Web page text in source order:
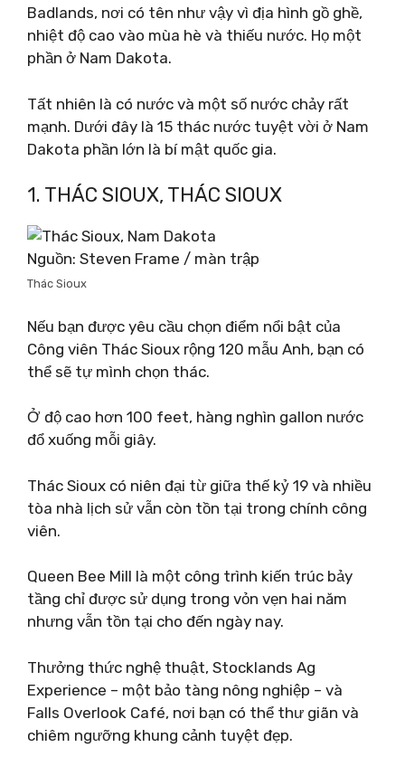
Badlands, nơi có tên như vậy vì địa hình gồ ghề,
nhiệt độ cao vào mùa hè và thiếu nước. Họ một
phần ở Nam Dakota.
Tất nhiên là có nước và một số nước chảy rất
mạnh. Dưới đây là 15 thác nước tuyệt vời ở Nam
Dakota phần lớn là bí mật quốc gia.
1. THÁC SIOUX, THÁC SIOUX
Nguồn: Steven Frame / màn trập
Thác Sioux
Nếu bạn được yêu cầu chọn điểm nổi bật của
Công viên Thác Sioux rộng 120 mẫu Anh, bạn có
thể sẽ tự mình chọn thác.
Ở độ cao hơn 100 feet, hàng nghìn gallon nước
đổ xuống mỗi giây.
Thác Sioux có niên đại từ giữa thế kỷ 19 và nhiều
tòa nhà lịch sử vẫn còn tồn tại trong chính công
viên.
Queen Bee Mill là một công trình kiến ​​trúc bảy
tầng chỉ được sử dụng trong vỏn vẹn hai năm
nhưng vẫn tồn tại cho đến ngày nay.
Thưởng thức nghệ thuật, Stocklands Ag
Experience – một bảo tàng nông nghiệp – và
Falls Overlook Café, nơi bạn có thể thư giãn và
chiêm ngưỡng khung cảnh tuyệt đẹp.